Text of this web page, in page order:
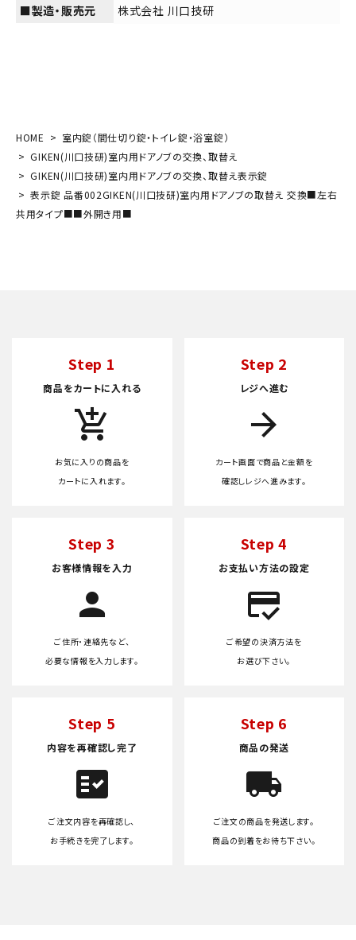
■製造・販売元 株式会社 川口技研
HOME
室内錠（間仕切り錠・トイレ錠・浴室錠）
GIKEN(川口技研)室内用ドアノブの交換、取替え
GIKEN(川口技研)室内用ドアノブの交換、取替え表示錠
表示錠 品番002GIKEN(川口技研)室内用ドアノブの取替え 交換■左右
共用タイプ■■外開き用■
Step 1
商品をカートに入れる
add_shopping_cart
お気に入りの商品を
カートに入れます。
Step 2
レジへ進む
arrow_forward
カート画面で商品と金額を
確認しレジへ進みます。
Step 3
お客様情報を入力
person
ご住所・連絡先など、
必要な情報を入力します。
Step 4
お支払い方法の設定
credit_score
ご希望の決済方法を
お選び下さい。
Step 5
内容を再確認し完了
fact_check
ご注文内容を再確認し、
お手続きを完了します。
Step 6
商品の発送
local_shipping
ご注文の商品を発送します。
商品の到着をお待ち下さい。